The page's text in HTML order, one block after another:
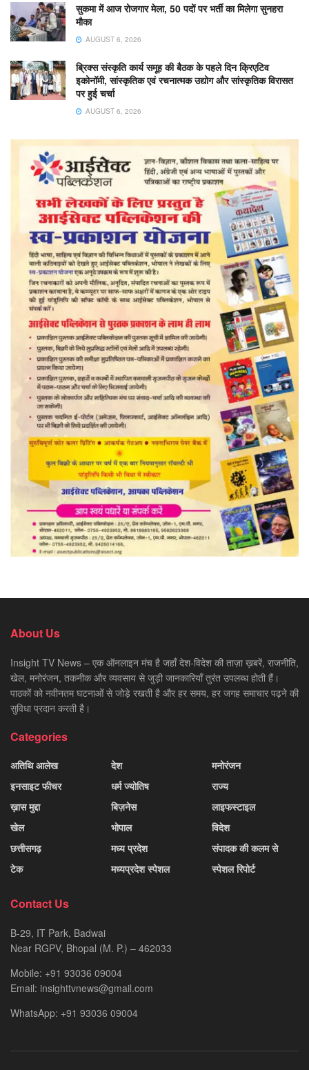
सुकमा में आज रोजगार मेला, 50 पदों पर भर्ती का मिलेगा सुनहरा
मौका
AUGUST 6, 2026
ब्रिक्स संस्कृति कार्य समूह की बैठक के पहले दिन क्रिएटिव
इकोनॉमी, सांस्कृतिक एवं रचनात्मक उद्योग और सांस्कृतिक विरासत
पर हुई चर्चा
AUGUST 6, 2026
About Us
Insight TV News – एक ऑनलाइन मंच है जहाँ देश-विदेश की ताज़ा ख़बरें, राजनीति,
खेल, मनोरंजन, तकनीक और व्यवसाय से जुड़ी जानकारियाँ तुरंत उपलब्ध होती हैं।
पाठकों को नवीनतम घटनाओं से जोड़े रखती है और हर समय, हर जगह समाचार पढ़ने की
सुविधा प्रदान करती है।
Categories
अतिथि आलेख
इनसाइट फीचर
ख़ास मुद्दा
खेल
छत्तीसगढ़
टेक
देश
धर्म ज्योतिष
बिज़नेस
भोपाल
मध्य प्रदेश
मध्यप्रदेश स्पेशल
मनोरंजन
राज्य
लाइफस्टाइल
विदेश
संपादक की कलम से
स्पेशल रिपोर्ट
Contact Us
B-29, IT Park, Badwai
Near RGPV, Bhopal (M. P.) – 462033
Mobile: +91 93036 09004
Email: insighttvnews@gmail.com
WhatsApp: +91 93036 09004